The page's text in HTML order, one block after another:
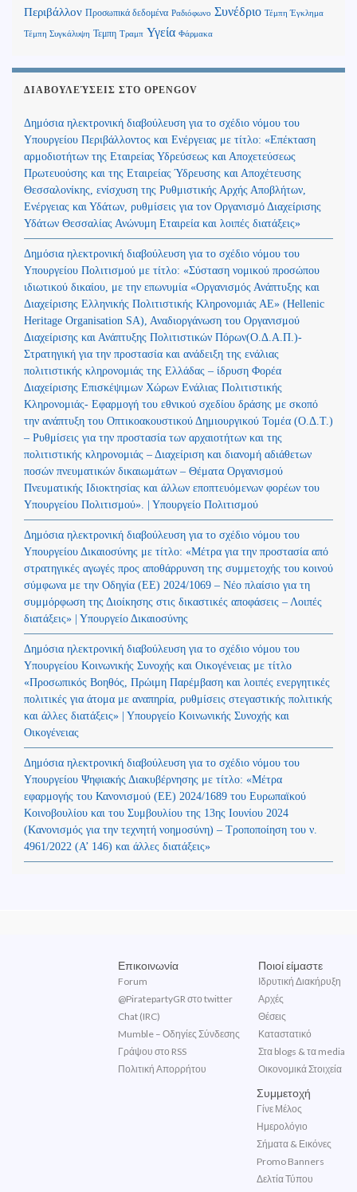
Περιβάλλον Προσωπικά δεδομένα Ραδιόφωνο Συνέδριο Τέμπη Έγκλημα
Τέμπη Συγκάλυψη Τεμπη Τραμπ Υγεία Φάρμακα
ΔΙΑΒΟΥΛΕΎΣΕΙΣ ΣΤΟ OPENGOV
Δημόσια ηλεκτρονική διαβούλευση για το σχέδιο νόμου του
Υπουργείου Περιβάλλοντος και Ενέργειας με τίτλο: «Επέκταση
αρμοδιοτήτων της Εταιρείας Υδρεύσεως και Αποχετεύσεως
Πρωτευούσης και της Εταιρείας Ύδρευσης και Αποχέτευσης
Θεσσαλονίκης, ενίσχυση της Ρυθμιστικής Αρχής Αποβλήτων,
Ενέργειας και Υδάτων, ρυθμίσεις για τον Οργανισμό Διαχείρισης
Υδάτων Θεσσαλίας Ανώνυμη Εταιρεία και λοιπές διατάξεις»
Δημόσια ηλεκτρονική διαβούλευση για το σχέδιο νόμου του
Υπουργείου Πολιτισμού με τίτλο: «Σύσταση νομικού προσώπου
ιδιωτικού δικαίου, με την επωνυμία «Οργανισμός Ανάπτυξης και
Διαχείρισης Ελληνικής Πολιτιστικής Κληρονομιάς ΑΕ» (Hellenic
Heritage Organisation SA), Αναδιοργάνωση του Οργανισμού
Διαχείρισης και Ανάπτυξης Πολιτιστικών Πόρων(Ο.Δ.Α.Π.)-
Στρατηγική για την προστασία και ανάδειξη της ενάλιας
πολιτιστικής κληρονομιάς της Ελλάδας – ίδρυση Φορέα
Διαχείρισης Επισκέψιμων Χώρων Ενάλιας Πολιτιστικής
Κληρονομιάς- Εφαρμογή του εθνικού σχεδίου δράσης με σκοπό
την ανάπτυξη του Οπτικοακουστικού Δημιουργικού Τομέα (Ο.Δ.Τ.)
– Ρυθμίσεις για την προστασία των αρχαιοτήτων και της
πολιτιστικής κληρονομιάς – Διαχείριση και διανομή αδιάθετων
ποσών πνευματικών δικαιωμάτων – Θέματα Οργανισμού
Πνευματικής Ιδιοκτησίας και άλλων εποπτευόμενων φορέων του
Υπουργείου Πολιτισμού». | Υπουργείο Πολιτισμού
Δημόσια ηλεκτρονική διαβούλευση για το σχέδιο νόμου του
Υπουργείου Δικαιοσύνης με τίτλο: «Μέτρα για την προστασία από
στρατηγικές αγωγές προς αποθάρρυνση της συμμετοχής του κοινού
σύμφωνα με την Οδηγία (ΕΕ) 2024/1069 – Νέο πλαίσιο για τη
συμμόρφωση της Διοίκησης στις δικαστικές αποφάσεις – Λοιπές
διατάξεις» | Υπουργείο Δικαιοσύνης
Δημόσια ηλεκτρονική διαβούλευση για το σχέδιο νόμου του
Υπουργείου Κοινωνικής Συνοχής και Οικογένειας με τίτλο
«Προσωπικός Βοηθός, Πρώιμη Παρέμβαση και λοιπές ενεργητικές
πολιτικές για άτομα με αναπηρία, ρυθμίσεις στεγαστικής πολιτικής
και άλλες διατάξεις» | Υπουργείο Κοινωνικής Συνοχής και
Οικογένειας
Δημόσια ηλεκτρονική διαβούλευση για το σχέδιο νόμου του
Υπουργείου Ψηφιακής Διακυβέρνησης με τίτλο: «Μέτρα
εφαρμογής του Κανονισμού (ΕΕ) 2024/1689 του Ευρωπαϊκού
Κοινοβουλίου και του Συμβουλίου της 13ης Ιουνίου 2024
(Kανονισμός για την τεχνητή νοημοσύνη) – Τροποποίηση του ν.
4961/2022 (Α’ 146) και άλλες διατάξεις»
Επικοινωνία
Forum
@PiratepartyGR στο twitter
Chat (IRC)
Mumble – Οδηγίες Σύνδεσης
Γράψου στο RSS
Πολιτική Απορρήτου
Ποιοί είμαστε
Ιδρυτική Διακήρυξη
Αρχές
Θέσεις
Καταστατικό
Στα blogs & τα media
Οικονομικά Στοιχεία
Συμμετοχή
Γίνε Μέλος
Ημερολόγιο
Σήματα & Εικόνες
Promo Banners
Δελτία Τύπου